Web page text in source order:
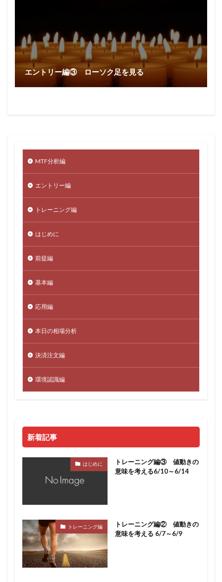
エントリー編③ ローソク足を見る
MTF分析編
エントリー編
トレーニング編
はじめに
前提編
基本編
応用編
本日の相場分析
決済注文編
環境認識編
新着記事
はじめに
トレーニング編③ 値動きの
意味を考える6/10～6/14
トレーニング編
トレーニング編② 値動きの
意味を考える 6/7～6/9